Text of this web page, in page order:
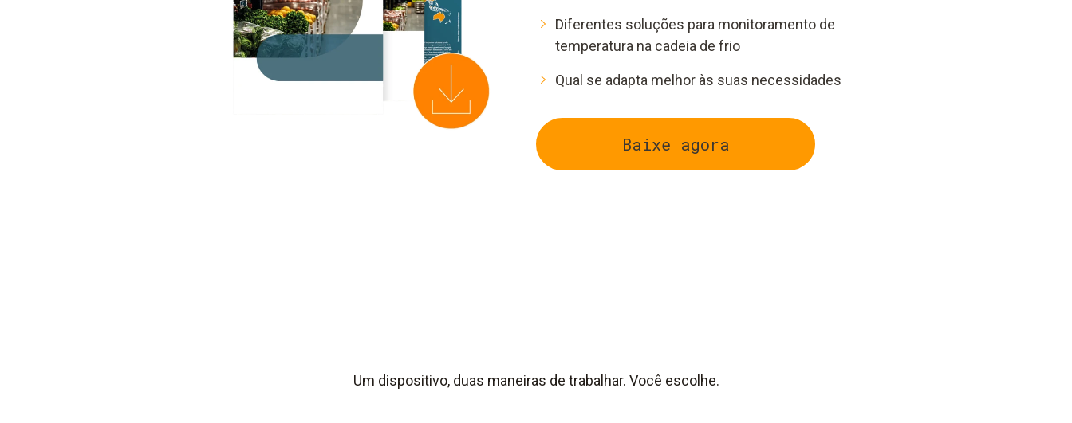
Diferentes soluções para monitoramento de
temperatura na cadeia de frio
Qual ​​se adapta melhor às suas necessidades
Baixe agora
Um dispositivo, duas maneiras de trabalhar. Você escolhe.